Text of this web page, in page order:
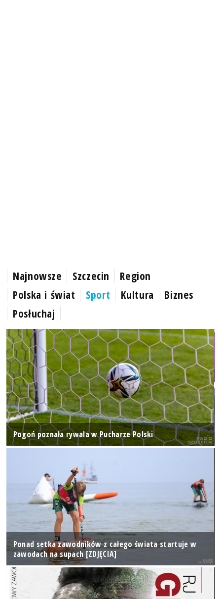
Najnowsze Szczecin
Region
Polska i świat
Sport Kultura
Biznes
Posłuchaj
Pogoń poznała rywala w Pucharze Polski
Ponad setka zawodników z całego świata startuje w
zawodach na supach [ZDJĘCIA]